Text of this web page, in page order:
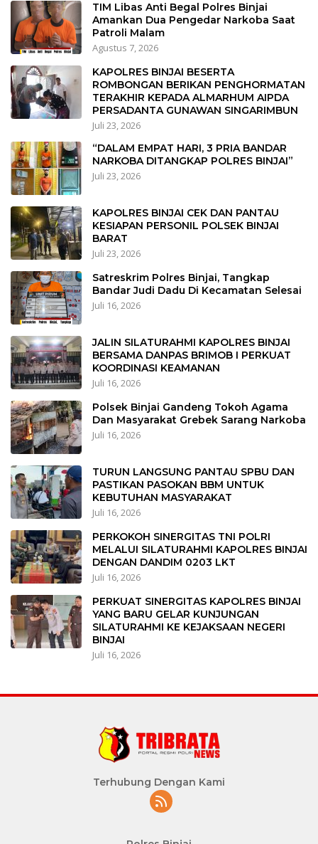
TIM Libas Anti Begal Polres Binjai
Amankan Dua Pengedar Narkoba Saat
Patroli Malam
Agustus 7, 2026
KAPOLRES BINJAI BESERTA
ROMBONGAN BERIKAN PENGHORMATAN
TERAKHIR KEPADA ALMARHUM AIPDA
PERSADANTA GUNAWAN SINGARIMBUN
Juli 23, 2026
“DALAM EMPAT HARI, 3 PRIA BANDAR
NARKOBA DITANGKAP POLRES BINJAI”
Juli 23, 2026
KAPOLRES BINJAI CEK DAN PANTAU
KESIAPAN PERSONIL POLSEK BINJAI
BARAT
Juli 23, 2026
Satreskrim Polres Binjai, Tangkap
Bandar Judi Dadu Di Kecamatan Selesai
Juli 16, 2026
JALIN SILATURAHMI KAPOLRES BINJAI
BERSAMA DANPAS BRIMOB I PERKUAT
KOORDINASI KEAMANAN
Juli 16, 2026
Polsek Binjai Gandeng Tokoh Agama
Dan Masyarakat Grebek Sarang Narkoba
Juli 16, 2026
TURUN LANGSUNG PANTAU SPBU DAN
PASTIKAN PASOKAN BBM UNTUK
KEBUTUHAN MASYARAKAT
Juli 16, 2026
PERKOKOH SINERGITAS TNI POLRI
MELALUI SILATURAHMI KAPOLRES BINJAI
DENGAN DANDIM 0203 LKT
Juli 16, 2026
PERKUAT SINERGITAS KAPOLRES BINJAI
YANG BARU GELAR KUNJUNGAN
SILATURAHMI KE KEJAKSAAN NEGERI
BINJAI
Juli 16, 2026
Terhubung Dengan Kami